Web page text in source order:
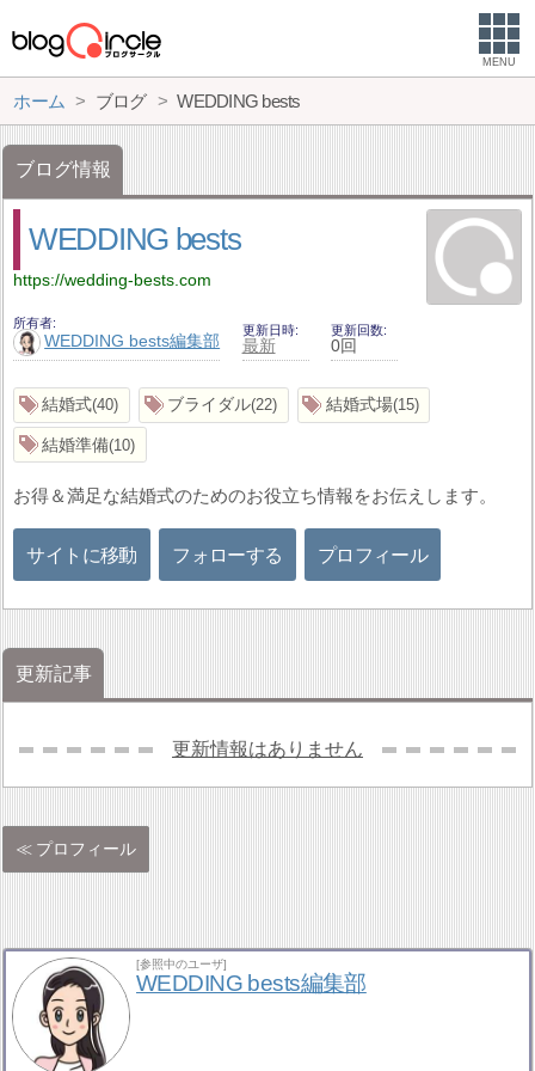
MENU
ホーム ブログ WEDDING bests
ブログ情報
WEDDING bests
https://wedding-bests.com
所有者
WEDDING bests編集部
更新日時
最新
更新回数
0回
結婚式 40 ブライダル 22 結婚式場 15
結婚準備 10
お得＆満足な結婚式のためのお役立ち情報をお伝えします。
サイトに移動 フォローする プロフィール
更新記事
更新情報はありません
プロフィール
[参照中のユーザ]
WEDDING bests編集部